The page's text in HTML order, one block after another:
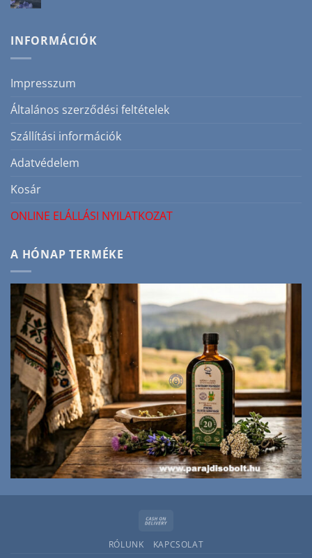
szakértőként!
bejegyzéshez
bőrápolás
pattanásra
INFORMÁCIÓK
Impresszum
Általános szerződési feltételek
Szállítási információk
Adatvédelem
Kosár
ONLINE ELÁLLÁSI NYILATKOZAT
A HÓNAP TERMÉKE
Delivery
RÓLUNK KAPCSOLAT